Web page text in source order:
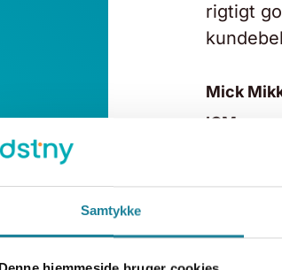
Samtykke
rigtigt
Mick
ICM